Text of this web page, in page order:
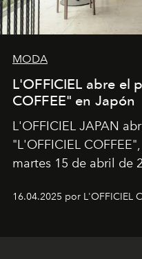
MODA
L'OFFICIEL abre el
COFFEE" en Japón
L'OFFICIEL JAPAN
"L'OFFICIEL
martes 15 de abril de
16.04.2025 por L'OFFICIEL